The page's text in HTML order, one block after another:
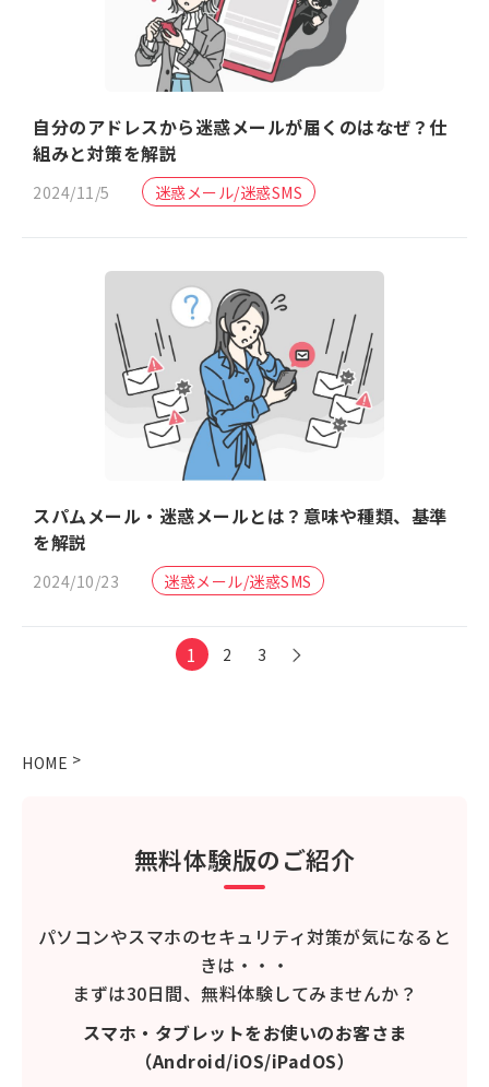
自分のアドレスから迷惑メールが届くのはなぜ？仕
組みと対策を解説
2024/11/5 迷惑メール/迷惑SMS
スパムメール・迷惑メールとは？意味や種類、基準
を解説
2024/10/23 迷惑メール/迷惑SMS
1 2 3
HOME >
無料体験版のご紹介
パソコンやスマホのセキュリティ対策が気になると
きは・・・
まずは30日間、無料体験してみませんか？
スマホ・タブレットをお使いのお客さま
（Android/iOS/iPadOS）